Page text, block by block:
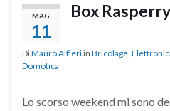
MAG
11
Box
DiMauro Alfieri in Bricolage,
Domotica
Lo scorso weekend mi sono